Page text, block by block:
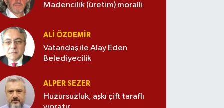
Madencilik (üretim) moralli
ALI ÖZDEMIR
Vatandaş ile Alay Eden
Belediyecilik
ALPER SEZER
Huzursuzluk, aşkı çift taraflı